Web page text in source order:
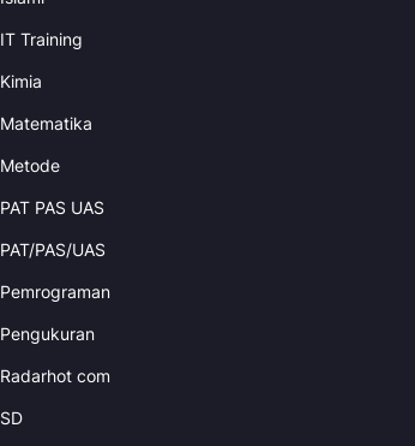
IT Training
Kimia
Matematika
Metode
PAT PAS UAS
PAT/PAS/UAS
Pemrograman
Pengukuran
Radarhot com
SD